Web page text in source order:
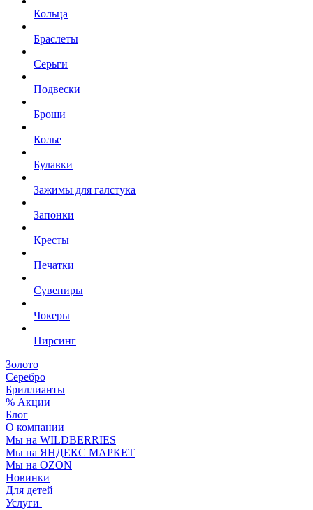
Кольца
Браслеты
Серьги
Подвески
Броши
Колье
Булавки
Зажимы для галстука
Запонки
Кресты
Печатки
Сувениры
Чокеры
Пирсинг
Золото
Серебро
Бриллианты
% Акции
Блог
О компании
Мы на WILDBERRIES
Мы на ЯНДЕКС МАРКЕТ
Мы на OZON
Новинки
Для детей
Услуги